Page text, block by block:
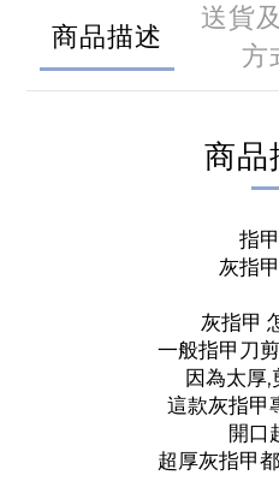
商品描述
送貨
方
商品
指
灰指
灰指甲
一般指甲刀
因為太厚,
這款灰指甲
開口
超厚灰指甲